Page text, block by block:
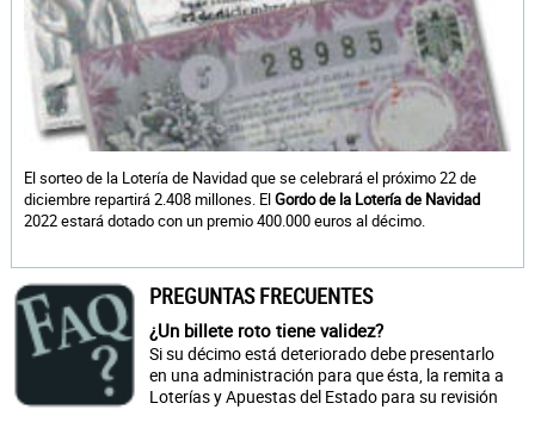
El sorteo de la Lotería de Navidad que se celebrará el próximo 22 de
diciembre repartirá 2.408 millones. ElGordo de la Lotería de Navidad
2022 estará dotado con un premio 400.000 euros al décimo.
PREGUNTAS FRECUENTES
¿Un billete roto tiene validez?
Si su décimo está deteriorado debe presentarlo
en una administración para que ésta, la remita a
Loterías y Apuestas del Estado para su revisión